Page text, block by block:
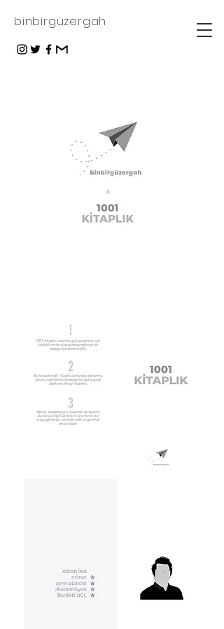
binbirgüzergah